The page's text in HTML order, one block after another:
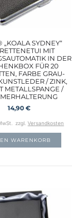
„KOALA SYDNEY“
MIT
IN DER
FÜR 20
FARBE GRAU-
/ ZINK,
METALLSPANGE /
14,90 €
zzgl.Versandkosten
WARENKORB